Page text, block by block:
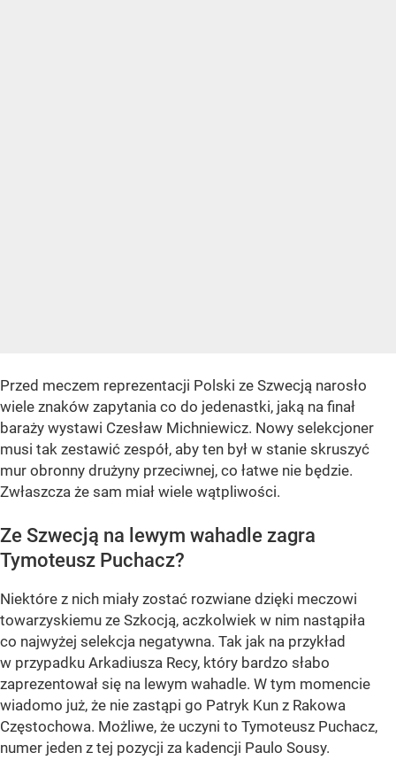
Przed meczem reprezentacji Polski ze Szwecją narosło
wiele znaków zapytania co do jedenastki, jaką na finał
baraży wystawi Czesław Michniewicz. Nowy selekcjoner
musi tak zestawić zespół, aby ten był w stanie skruszyć
mur obronny drużyny przeciwnej, co łatwe nie będzie.
Zwłaszcza że sam miał wiele wątpliwości.
Ze Szwecją na lewym wahadle zagra
Tymoteusz Puchacz?
Niektóre z nich miały zostać rozwiane dzięki meczowi
towarzyskiemu ze Szkocją, aczkolwiek w nim nastąpiła
co najwyżej selekcja negatywna. Tak jak na przykład
w przypadku Arkadiusza Recy, który bardzo słabo
zaprezentował się na lewym wahadle. W tym momencie
wiadomo już, że nie zastąpi go Patryk Kun z Rakowa
Częstochowa. Możliwe, że uczyni to Tymoteusz Puchacz,
numer jeden z tej pozycji za kadencji Paulo Sousy.